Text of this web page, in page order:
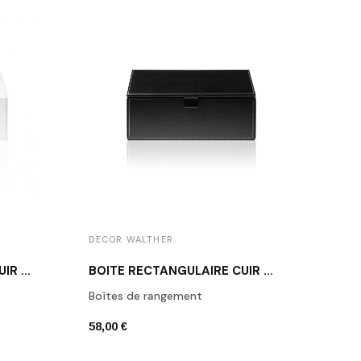
BOÎTE RECTANGULAIRE CUIR BLANC BROWNIE BOD2
DECOR WALTHER
BOÎTE RECTANGULAIRE CUIR NOIR BROWNIE BMD2
Boîtes de rangement
58,00 €